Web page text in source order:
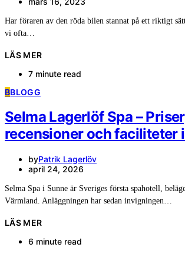
Har föraren av den röda bilen stannat på ett riktigt
vi ofta…
LÄS MER
7 minute read
BBLOGG
Selma Lagerlöf Spa –
recensioner och faciliteter
byPatrik Lagerlöv
april 24, 2026
Selma Spa i Sunne är Sveriges första spahotell,
Värmland. Anläggningen har sedan invigningen…
LÄS MER
6 minute read